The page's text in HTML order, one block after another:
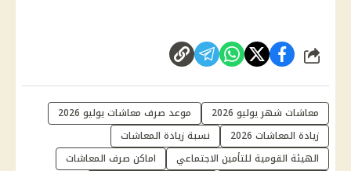
شارك
معاشات شهر يوليو 2026
موعد صرف معاشات يوليو 2026
زيادة المعاشات 2026
نسبة زيادة المعاشات
الهيئة القومية للتأمين الاجتماعي
اماكن صرف المعاشات